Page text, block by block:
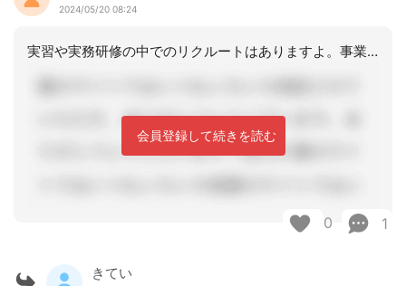
2024/05/20 08:24
実習や実務研修の中でのリクルートはありますよ。事業所としては通常の求人で全く分か
会員登録して続きを読む
0 1
きてい